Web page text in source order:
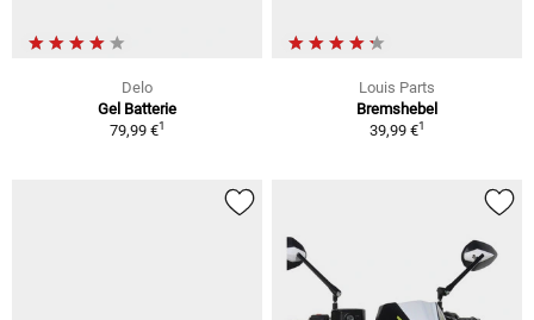
Delo
Gel Batterie
79,99 €1
Louis Parts
Bremshebel
39,99 €1